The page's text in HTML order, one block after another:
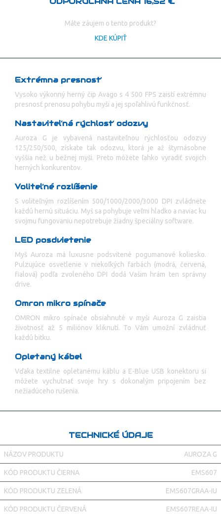
Máte záujem o tento produkt?
KDE KÚPIŤ
Extrémna presnosť
Vysoko výkonný herný čip Avago s 4 500 FPS zaistí extrémnu
presnosť prenosu pohybu myši a jej spoľahlivú funkčnosť.
Nastaviteľná rýchlosť odozvy
Auroza G je vybavená nastaviteľnou rýchlosťou odozvy
125/250/500, získate tak odozvu, ktorá je až štyrnásobne
vyššia než u bežnej myši. Preto môžete ľahko vyradiť svojich
herných konkurentov.
Voliteľné rozlíšenie
S voliteľným rozlíšením 500/1000/2000/3000 DPI zvládnete
každú hernú situáciu. Myš sa pohybuje veľmi hladko a naviac ku
svojmu fungovaniu nepotrebuje žiadny špeciálny software.
LED posdvietenie
Myš Auroza má luxusne podsvitené pogumanové koliesko.
Pulzujúce osvetlenie v niekoľkých farbách (modrá, červená,
fialová) podľa zvoleného DPI dodá Vašim hrám ten správny
drive.
Omron mikro spínače
OMRON mikro spínače obsiahnuté v myši Auroza G zaistia
životnosť až 5 miliónov kliknutí. To Vám umožní zvládnuť
každú bitku.
Opletaný kábel
Vďaka textilne opletanému káblu a E-Blue USB konektoru si
môžete vychutnať svoje hry s dokonalým pripojením bez
nežiadúceho rušenia.
TECHNICKÉ ÚDAJE
NÁZOV PRODUKTU AUROZA G
KÓD PRODUKTU ČIERNA EMS607
KÓD PRODUKTU ZELENÁ EMS607GRAA-IU
KÓD PRODUKTU ČERVENÁ EMS607REAA-IU